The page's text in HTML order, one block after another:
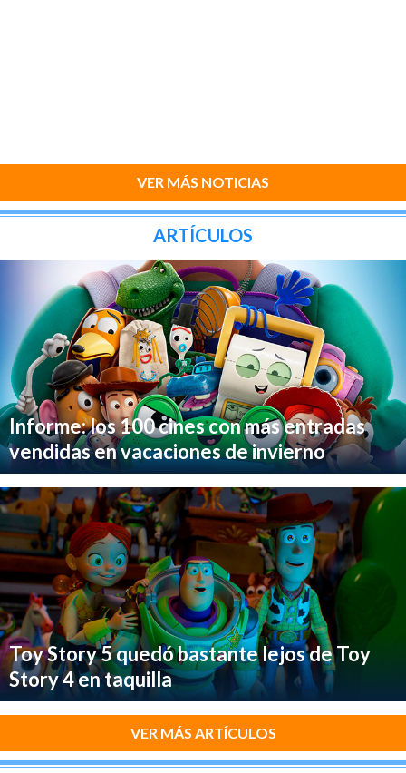
VER MÁS NOTICIAS
ARTÍCULOS
Informe: los 100 cines con más entradas
vendidas en vacaciones de invierno
Toy Story 5 quedó bastante lejos de Toy
Story 4 en taquilla
VER MÁS ARTÍCULOS